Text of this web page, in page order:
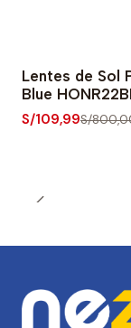
-86% OFF
Lentes de Sol
Blue
S/109,99S/